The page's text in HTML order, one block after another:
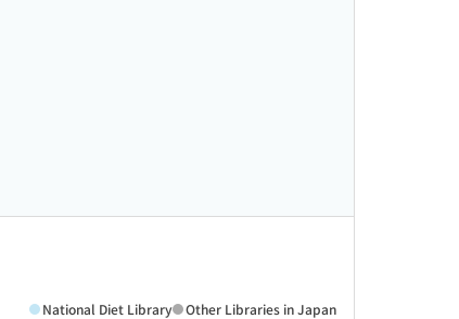
National Diet Library Other Libraries in Japan